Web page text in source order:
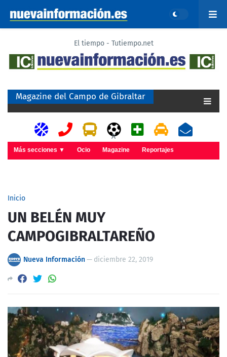
El tiempo - Tutiempo.net
Magazine del Campo de Gibraltar
A
Más secciones ▼ Ocio Magazine Reportajes
Inicio
UN BELÉN MUY
CAMPOGIBRALTAREÑO
Nueva Información— diciembre 22, 2019